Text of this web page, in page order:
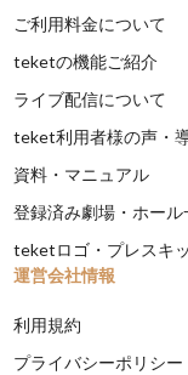
ご利用料金について
teketの機能ご紹介
ライブ配信について
teket利用者様の声・
資料・マニュアル
登録済み劇場・ホール
teketロゴ・プレスキ
運営会社情報
利用規約
プライバシーポリシー